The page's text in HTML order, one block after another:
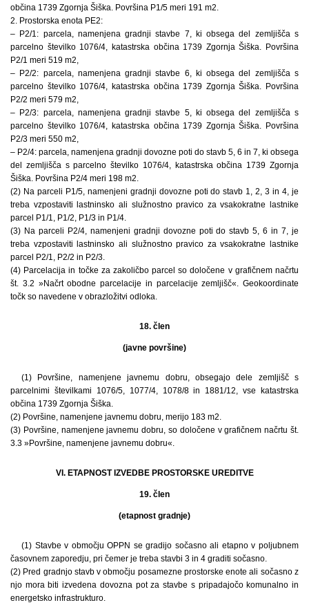
občina 1739 Zgornja Šiška. Površina P1/5 meri 191 m2.
2. Prostorska enota PE2:
– P2/1: parcela, namenjena gradnji stavbe 7, ki obsega del zemljišča s
parcelno številko 1076/4, katastrska občina 1739 Zgornja Šiška. Površina
P2/1 meri 519 m2,
– P2/2: parcela, namenjena gradnji stavbe 6, ki obsega del zemljišča s
parcelno številko 1076/4, katastrska občina 1739 Zgornja Šiška. Površina
P2/2 meri 579 m2,
– P2/3: parcela, namenjena gradnji stavbe 5, ki obsega del zemljišča s
parcelno številko 1076/4, katastrska občina 1739 Zgornja Šiška. Površina
P2/3 meri 550 m2,
– P2/4: parcela, namenjena gradnji dovozne poti do stavb 5, 6 in 7, ki obsega
del zemljišča s parcelno številko 1076/4, katastrska občina 1739 Zgornja
Šiška. Površina P2/4 meri 198 m2.
(2) Na parceli P1/5, namenjeni gradnji dovozne poti do stavb 1, 2, 3 in 4, je
treba vzpostaviti lastninsko ali služnostno pravico za vsakokratne lastnike
parcel P1/1, P1/2, P1/3 in P1/4.
(3) Na parceli P2/4, namenjeni gradnji dovozne poti do stavb 5, 6 in 7, je
treba vzpostaviti lastninsko ali služnostno pravico za vsakokratne lastnike
parcel P2/1, P2/2 in P2/3.
(4) Parcelacija in točke za zakoličbo parcel so določene v grafičnem načrtu
št. 3.2 »Načrt obodne parcelacije in parcelacije zemljišč«. Geokoordinate
točk so navedene v obrazložitvi odloka.
18. člen
(javne površine)
(1) Površine, namenjene javnemu dobru, obsegajo dele zemljišč s
parcelnimi številkami 1076/5, 1077/4, 1078/8 in 1881/12, vse katastrska
občina 1739 Zgornja Šiška.
(2) Površine, namenjene javnemu dobru, merijo 183 m2.
(3) Površine, namenjene javnemu dobru, so določene v grafičnem načrtu št.
3.3 »Površine, namenjene javnemu dobru«.
VI. ETAPNOST IZVEDBE PROSTORSKE UREDITVE
19. člen
(etapnost gradnje)
(1) Stavbe v območju OPPN se gradijo sočasno ali etapno v poljubnem
časovnem zaporedju, pri čemer je treba stavbi 3 in 4 graditi sočasno.
(2) Pred gradnjo stavb v območju posamezne prostorske enote ali sočasno z
njo mora biti izvedena dovozna pot za stavbe s pripadajočo komunalno in
energetsko infrastrukturo.